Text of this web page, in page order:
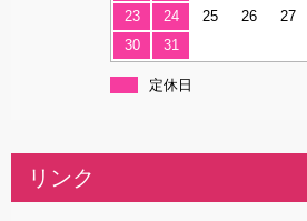
23
24 25 26 27
30
31
定休日
リンク